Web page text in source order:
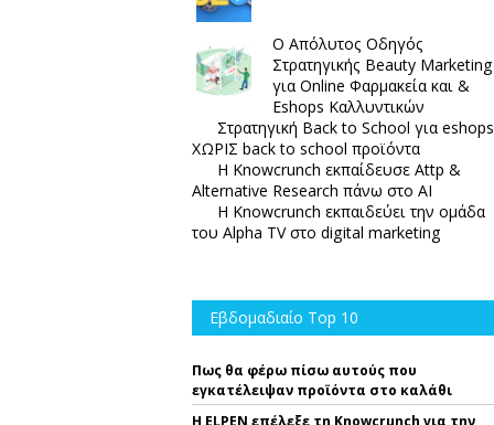
Ο Απόλυτoς Οδηγός
Στρατηγικής Beauty Marketing
για Online Φαρμακεία και &
Eshops Καλλυντικών
Στρατηγική Back to School για eshops
ΧΩΡΙΣ back to school προϊόντα
Η Knowcrunch εκπαίδευσε Attp &
Alternative Research πάνω στο ΑΙ
Η Knowcrunch εκπαιδεύει την ομάδα
του Alpha TV στο digital marketing
Εβδομαδιαίο Top 10
Πως θα φέρω πίσω αυτούς που
εγκατέλειψαν προϊόντα στο καλάθι
Η ELPEN επέλεξε τη Knowcrunch για την